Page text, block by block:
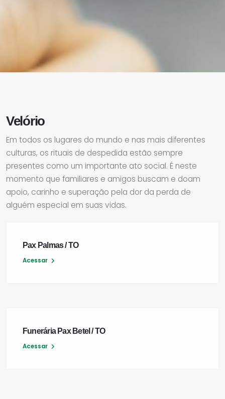
Velório
Em todos os lugares do mundo e nas mais diferentes
culturas, os rituais de despedida estão sempre
presentes como um importante ato social. É neste
momento que familiares e amigos buscam e doam
apoio, carinho e superação pela dor da perda de
alguém especial em suas vidas.
Pax Palmas / TO
Acessar
Funerária Pax Betel / TO
Acessar